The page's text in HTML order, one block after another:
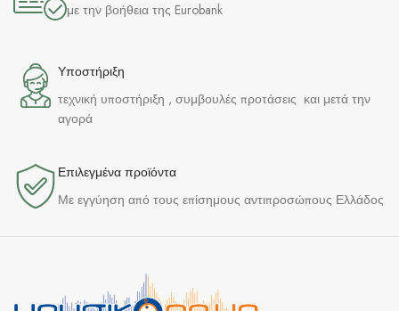
με την βοήθεια της Eurobank
Υποστήριξη
τεχνική υποστήριξη , συμβουλές προτάσεις και μετά την
αγορά
Επιλεγμένα προϊόντα​
Με εγγύηση από τους επίσημους αντιπροσώπους Ελλάδος